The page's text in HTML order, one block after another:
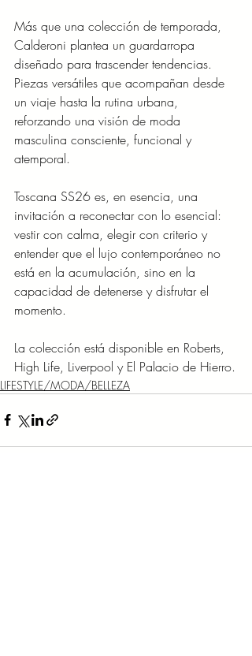
Más que una colección de temporada,
Calderoni plantea un guardarropa
diseñado para trascender tendencias.
Piezas versátiles que acompañan desde
un viaje hasta la rutina urbana,
reforzando una visión de moda
masculina consciente, funcional y
atemporal.
Toscana SS26 es, en esencia, una
invitación a reconectar con lo esencial:
vestir con calma, elegir con criterio y
entender que el lujo contemporáneo no
está en la acumulación, sino en la
capacidad de detenerse y disfrutar el
momento.
La colección está disponible en Roberts,
High Life, Liverpool y El Palacio de Hierro.
LIFESTYLE/MODA/BELLEZA